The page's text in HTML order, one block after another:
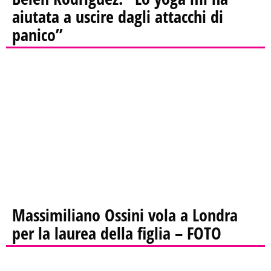
aiutata a uscire dagli attacchi di
panico”
Massimiliano Ossini vola a Londra
per la laurea della figlia – FOTO